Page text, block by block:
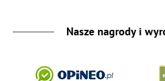
Nasze nagrody i